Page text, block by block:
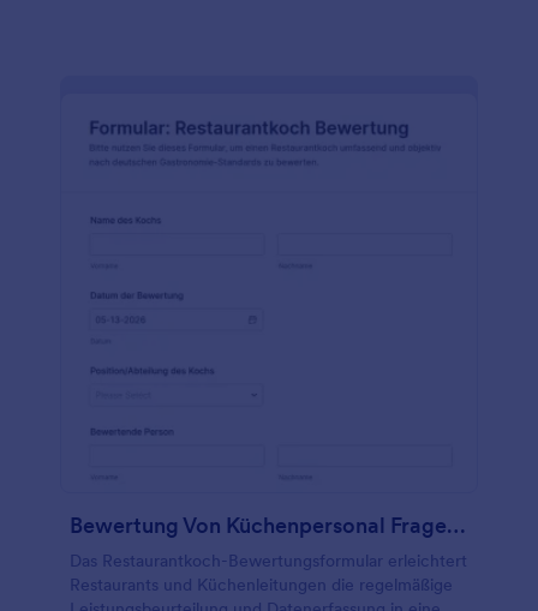
Bewertung Von Küchenpersonal Fragebogen
Das Restaurantkoch-Bewertungsformular erleichtert
Restaurants und Küchenleitungen die regelmäßige